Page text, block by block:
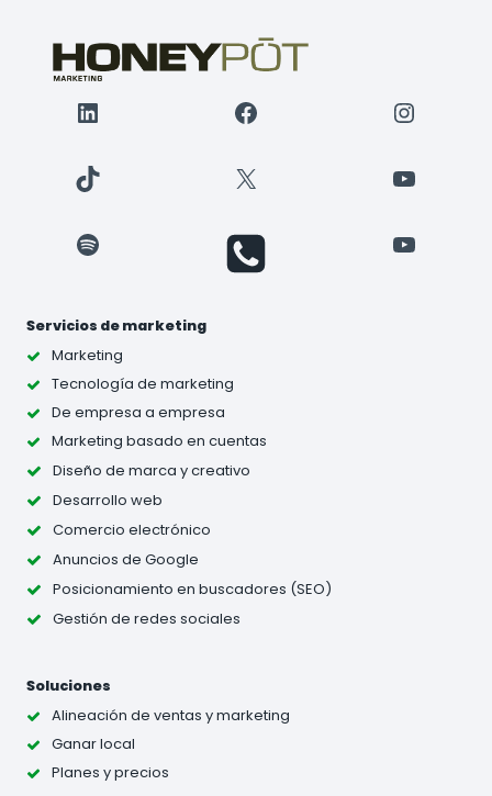
LinkedIn Facebook
TikTok X YouTube
Spotify YouTube
Servicios de marketing
Marketing
Tecnología de marketing
De empresa a empresa
Marketing basado en cuentas
Diseño de marca y creativo
Desarrollo web
Comercio electrónico
Anuncios de Google
Posicionamiento en buscadores (SEO)
Gestión de redes sociales
Soluciones
Alineación de ventas y marketing
Ganar local
Planes y precios